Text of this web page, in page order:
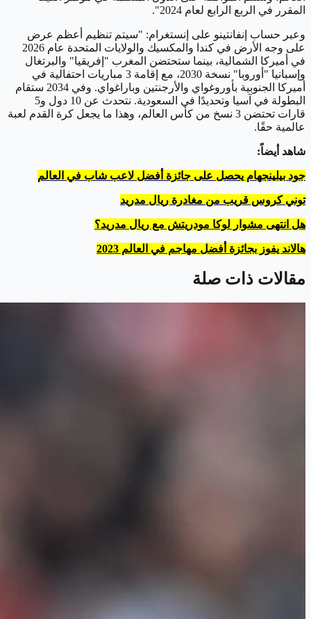
المقرر في الربع الرابع لعام 2024".
وعبر حساب إنفانتينو على إنستغرام: "سيتم تنظيم أعظم عرض
على وجه الأرض في كندا والمكسيك والولايات المتحدة عام 2026
في أميركا الشمالية، بينما ستحتضن المغرب "إفريقيا" والبرتغال
وإسبانيا "أوروبا" نسخة 2030، مع إقامة 3 مباريات احتفالية في
أميركا الجنوبية بأوروغواي والأرجنتين وباراغواي. وفي 2034 ستقام
البطولة في آسيا وتحديدًا في السعودية. نتحدث عن 10 دول و5
قارات تحتضن 3 نسخ من كأس العالم، وهذا ما يجعل كرة القدم لعبة
عالمية حقًا.
شاهد أيضاً:
جود بيلينجهام يحصل على جائزة أفضل لاعب شاب في العالم
توني كروس قريب من مغادرة ريال مدريد
هل انتهى مشوار لوكا مودريتش مع ريال مدريد؟
هالاند يفوز بجائزة أفضل مهاجم في العالم 2023
مقالات ذات صلة